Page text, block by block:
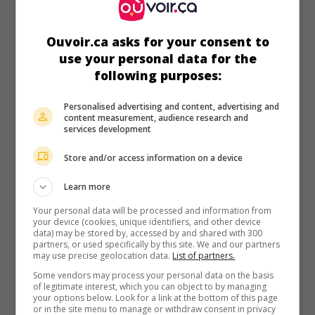
au cinéma sur mes écrans
Fr. 2020. Drame policierde Cédric Jimenez avec Gilles
Karim Leklou, François Civil. Trois flics de la
Brigade anti-criminalité de Marseille voient la justice se
retourner contre eux, après avoir réussi un coup de filet
contre les caïds qui contrôlaient une cité.
au cinéma sur mes écrans
Voir le jour
Fr. 2019. Comédie dramatiquede Marion Laine avec
Sandrine Bonnaire,Brigitte Roüan,Aure Atika. À Marseille,
une auxiliaire de puériculture dans la cinquantaine est
Ouvoir.ca asks for your consent to
use your personal data for the
following purposes:
Personalised advertising and content, advertising and
content measurement, audience research and
services development
Store and/or access information on a device
Learn more
Your personal data will be processed and information from
your device (cookies, unique identifiers, and other device
data) may be stored by, accessed by and shared with 300
partners, or used specifically by this site. We and our partners
may use precise geolocation data. List of partners.
Some vendors may process your personal data on the basis
of legitimate interest, which you can object to by managing
your options below. Look for a link at the bottom of this page
or in the site menu to manage or withdraw consent in privacy